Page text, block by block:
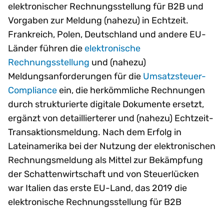
elektronischer Rechnungsstellung für B2B und
Vorgaben zur Meldung (nahezu) in Echtzeit.
Frankreich, Polen, Deutschland und andere EU-
Länder führen dieelektronische
Rechnungsstellung und (nahezu)
Meldungsanforderungen für die Umsatzsteuer-
Complianceein, die herkömmliche Rechnungen
durch strukturierte digitale Dokumente ersetzt,
ergänzt von detaillierterer und (nahezu) Echtzeit-
Transaktionsmeldung. Nach dem Erfolg in
Lateinamerika bei der Nutzung der elektronischen
Rechnungsmeldung als Mittel zur Bekämpfung
der Schattenwirtschaft und von Steuerlücken
war Italien das erste EU-Land, das 2019 die
elektronische Rechnungsstellung für B2B